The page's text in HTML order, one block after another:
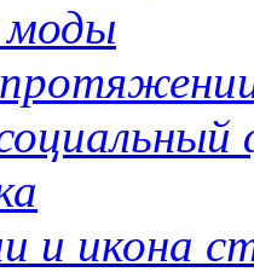
моды
и икона